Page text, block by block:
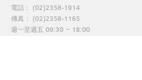
電話：
(02)2358-1914
傳真：
(02)2358-1165
週一至週五 09:30 ~ 18:00